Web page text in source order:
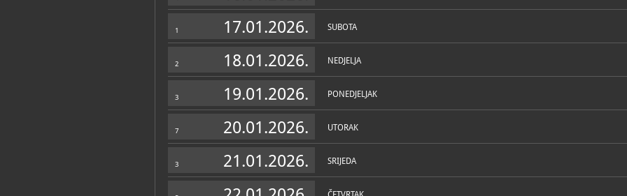
1 17.01.2026. SUBOTA
2 18.01.2026. NEDJELJA
3 19.01.2026. PONEDJELJAK
7 20.01.2026. UTORAK
3 21.01.2026. SRIJEDA